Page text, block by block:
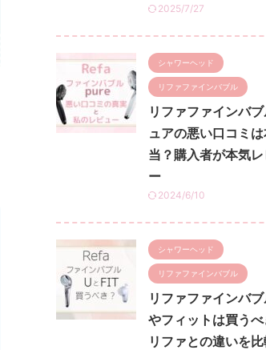
2025/7/27
シャワーヘッド
リファファインバブル
リファファインバ
ュアの悪い口コミ
当？購入者が本気
ー
2024/6/10
シャワーヘッド
リファファインバブル
リファファインバブ
やフィットは買う
リファとの違いを